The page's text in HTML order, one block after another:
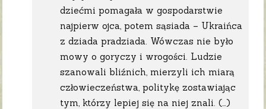
dziećmi pomagała w gospodarstwie
najpierw ojca, potem sąsiada – Ukraińca
z dziada pradziada. Wówczas nie było
mowy o goryczy i wrogości. Ludzie
szanowali bliźnich, mierzyli ich miarą
człowieczeństwa, politykę zostawiając
tym, którzy lepiej się na niej znali. (…)